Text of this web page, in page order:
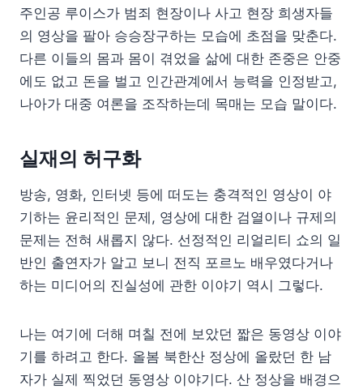
주인공 루이스가 범죄 현장이나 사고 현장 희생자들
의 영상을 팔아 승승장구하는 모습에 초점을 맞춘다.
다른 이들의 몸과 몸이 겪었을 삶에 대한 존중은 안중
에도 없고 돈을 벌고 인간관계에서 능력을 인정받고,
나아가 대중 여론을 조작하는데 목매는 모습 말이다.
실재의 허구화
방송, 영화, 인터넷 등에 떠도는 충격적인 영상이 야
기하는 윤리적인 문제, 영상에 대한 검열이나 규제의
문제는 전혀 새롭지 않다. 선정적인 리얼리티 쇼의 일
반인 출연자가 알고 보니 전직 포르노 배우였다거나
하는 미디어의 진실성에 관한 이야기 역시 그렇다.
나는 여기에 더해 며칠 전에 보았던 짧은 동영상 이야
기를 하려고 한다. 올봄 북한산 정상에 올랐던 한 남
자가 실제 찍었던 동영상 이야기다. 산 정상을 배경으